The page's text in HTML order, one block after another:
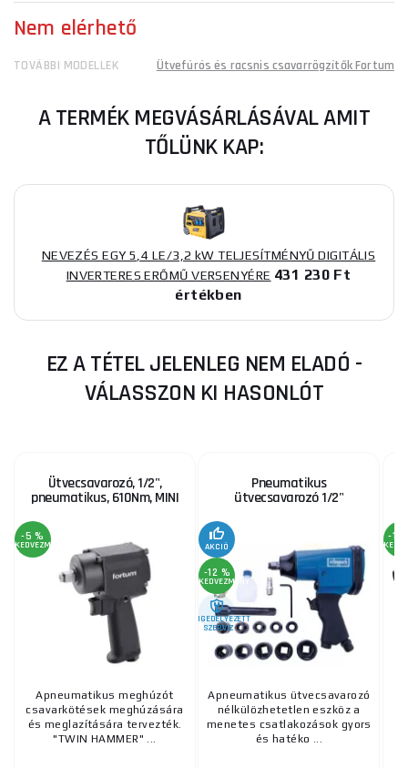
Nem elérhető
TOVÁBBI MODELLEK Ütvefúrós és racsnis csavarrögzítők Fortum
A TERMÉK MEGVÁSÁRLÁSÁVAL AMIT
TŐLÜNK KAP:
NEVEZÉS EGY 5,4 LE/3,2 kW TELJESÍTMÉNYŰ DIGITÁLIS
INVERTERES ERŐMŰ VERSENYÉRE 431 230 Ft
értékben
EZ A TÉTEL JELENLEG NEM ELADÓ -
VÁLASSZON KI HASONLÓT
Ütvecsavarozó, 1/2",
pneumatikus, 610Nm, MINI
-5 %
KEDVEZMÉNY
Apneumatikus meghúzót
csavarkötések meghúzására
és meglazítására tervezték.
"TWIN HAMMER" ...
Pneumatikus
ütvecsavarozó 1/2"
AKCIÓ
-12 %
KEDVEZMÉNY
ENGEDÉLYEZETT
SZERVIZ
Apneumatikus ütvecsavarozó
nélkülözhetetlen eszköz a
menetes csatlakozások gyors
és hatéko ...
-12